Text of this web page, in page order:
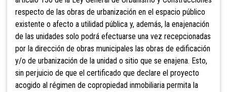
respecto de las obras de urbanización en el espacio público
existente o afecto a utilidad pública y, además, la enajenación
de las unidades solo podrá efectuarse una vez recepcionadas
por la dirección de obras municipales las obras de edificación
y/o de urbanización de la unidad o sitio que se enajena. Esto,
sin perjuicio de que el certificado que declare el proyecto
acogido al régimen de copropiedad inmobiliaria permita la